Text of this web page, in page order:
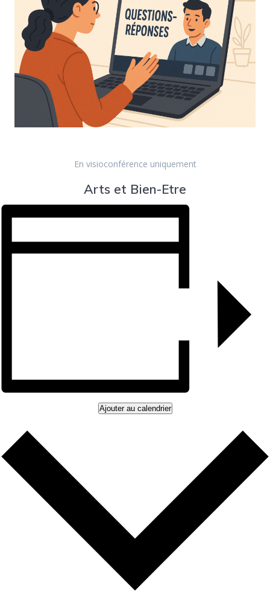
En visioconférence uniquement
Arts et Bien-Etre
Ajouter au calendrier